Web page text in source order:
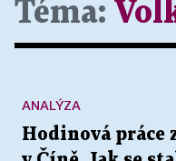
Téma:
Hodinová práce
ANALÝZA